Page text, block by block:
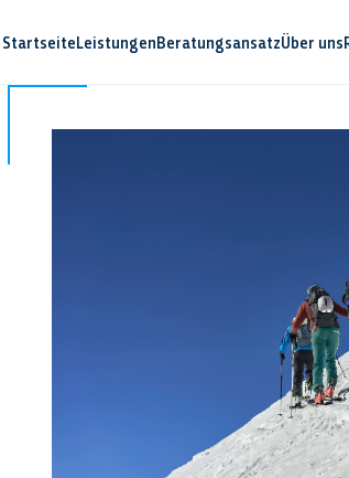
StartseiteLeistungenBeratungsansatzÜber uns